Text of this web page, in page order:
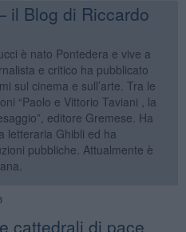
il Blog di Riccardo
è nato Pontedera e vive a
e critico ha pubblicato
sul cinema e sull’arte. Tra le
“Paolo e Vittorio Taviani , la
editore Gremese. Ha
letteraria Ghibli ed ha
pubbliche. Attualmente è
cattedrali di pace